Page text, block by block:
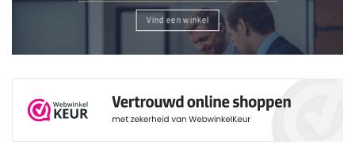
Vind een winkel